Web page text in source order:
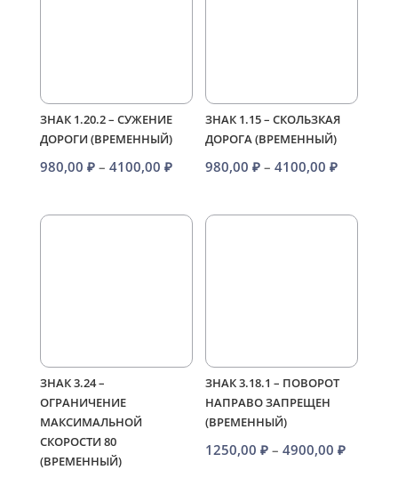
ЗНАК 1.20.2 – СУЖЕНИЕ
ДОРОГИ (ВРЕМЕННЫЙ)
980,00 ₽ – 4100,00 ₽Диапазон
980,00 ₽
ЗНАК 1.15 – СКОЛЬЗКАЯ
ДОРОГА (ВРЕМЕННЫЙ)
980,00₽ – 4100,00₽
980,00 ₽
ЗНАК 3.24 –
ОГРАНИЧЕНИЕ
МАКСИМАЛЬНОЙ
СКОРОСТИ 80
(ВРЕМЕННЫЙ)
ЗНАК 3.18.1 – ПОВОРОТ
НАПРАВО ЗАПРЕЩЕН
(ВРЕМЕННЫЙ)
1250,00₽ – 4900,00₽